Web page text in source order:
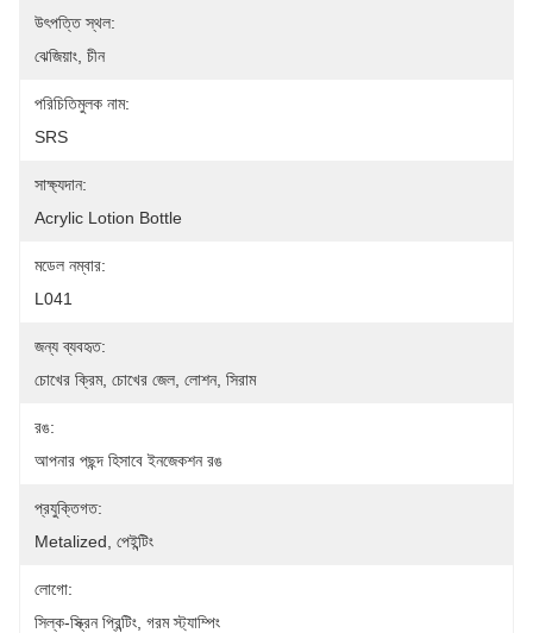
উৎপত্তি স্থল:
ঝেজিয়াং, চীন
পরিচিতিমুলক নাম:
SRS
সাক্ষ্যদান:
Acrylic Lotion Bottle
মডেল নম্বার:
L041
জন্য ব্যবহৃত:
চোখের ক্রিম, চোখের জেল, লোশন, সিরাম
রঙ:
আপনার পছন্দ হিসাবে ইনজেকশন রঙ
প্রযুক্তিগত:
Metalized, পেইন্টিং
লোগো:
সিল্ক-স্ক্রিন প্রিন্টিং, গরম স্ট্যাম্পিং